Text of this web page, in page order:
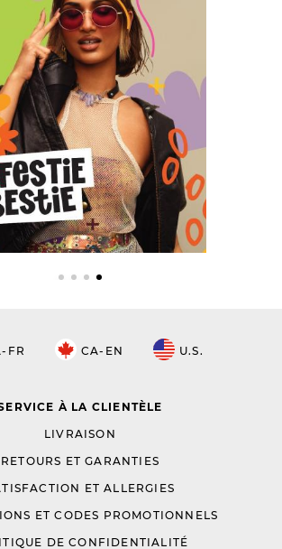
FR CA-EN U.S.
À LA CLIENTÈLE
LIVRAISON
RETOURS ET GARANTIES
ET ALLERGIES
ET CODES PROMOTIONNELS
DE CONFIDENTIALITÉ